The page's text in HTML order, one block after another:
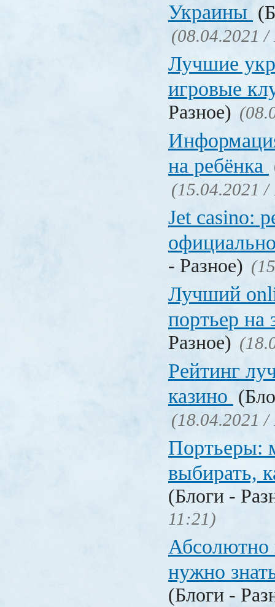
Украины
(08.04.2021 /
Лучшие
игровые
Разное)
на ребёнка
(15.04.2021 /
Jet casino:
- Разное)
Лучший
портьер на
Разное)
Рейтинг
казино
(18.04.2021 /
Портьеры:
выбирать,
(Блоги -
11:21)
Абсолютно
нужно
(Блоги -